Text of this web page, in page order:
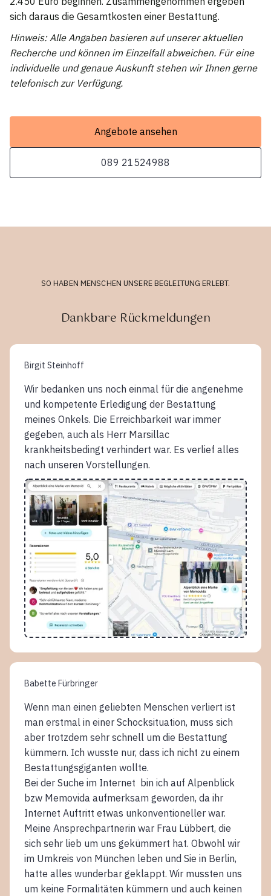
sich daraus die Gesamtkosten einer Bestattung.
Hinweis: Alle Angaben basieren auf unserer aktuellen
Recherche und können im Einzelfall abweichen. Für eine
individuelle und genaue Auskunft stehen wir Ihnen gerne
telefonisch zur Verfügung.
Angebote ansehen
089 21524988
SO HABEN MENSCHEN UNSERE BEGLEITUNG ERLEBT.
Dankbare Rückmeldungen
Birgit Steinhoff
Wir bedanken uns noch einmal für die angenehme
und kompetente Erledigung der Bestattung
meines Onkels. Die Erreichbarkeit war immer
gegeben, auch als Herr Marsillac
krankheitsbedingt verhindert war. Es verlief alles
nach unseren Vorstellungen.
Babette Fürbringer
Wenn man einen geliebten Menschen verliert ist
man erstmal in einer Schocksituation, muss sich
aber trotzdem sehr schnell um die Bestattung
kümmern. Ich wusste nur, dass ich nicht zu einem
Bestattungsgiganten wollte.
Bei der Suche im Internet bin ich auf Alpenblick
bzw Memovida aufmerksam geworden, da ihr
Internet Auftritt etwas unkonventioneller war.
Meine Ansprechpartnerin war Frau Lübbert, die
sich sehr lieb um uns gekümmert hat. Obwohl wir
im Umkreis von München leben und Sie in Berlin,
hatte alles wunderbar geklappt. Wir mussten uns
um keine Formalitäten kümmern und auch keinen